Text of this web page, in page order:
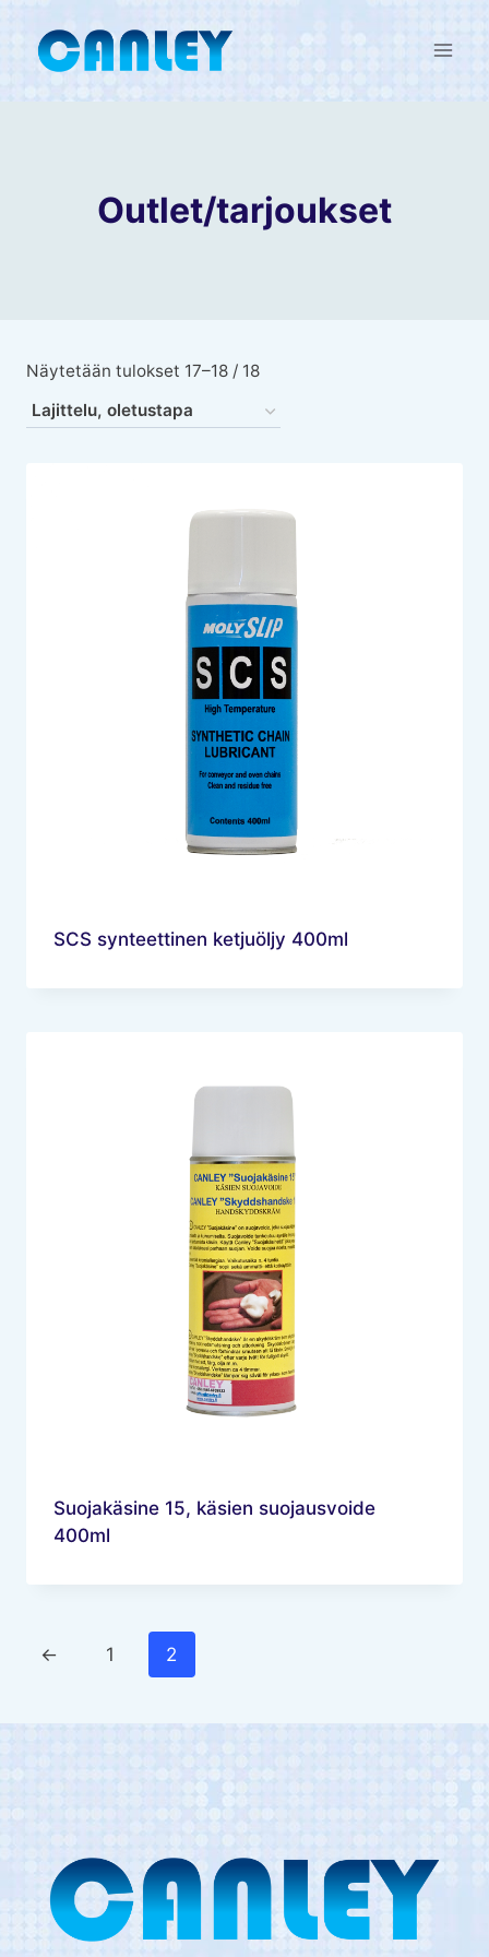
content
Outlet/tarjoukset
Näytetään tulokset 17–18 / 18
SCS synteettinen ketjuöljy 400ml
Suojakäsine 15, käsien suojausvoide
400ml
← 1 2